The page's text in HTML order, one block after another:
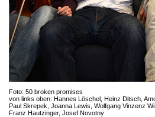
Foto: 50 broken promises
von links oben: Hannes Löschel, Heinz Ditsch,
Paul Skrepek, Joanna Lewis, Wolfgang Vinzenz
Franz Hautzinger, Josef Novotny